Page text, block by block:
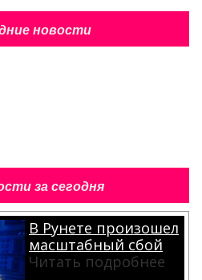
новости
за сегодня
В Рунете произошел
масштабный сбой
Читать подробнее